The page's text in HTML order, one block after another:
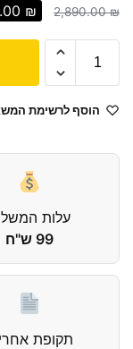
2,890.00₪
₪
הוסף לרשימת
עלות
99 ש"ח
תקופת